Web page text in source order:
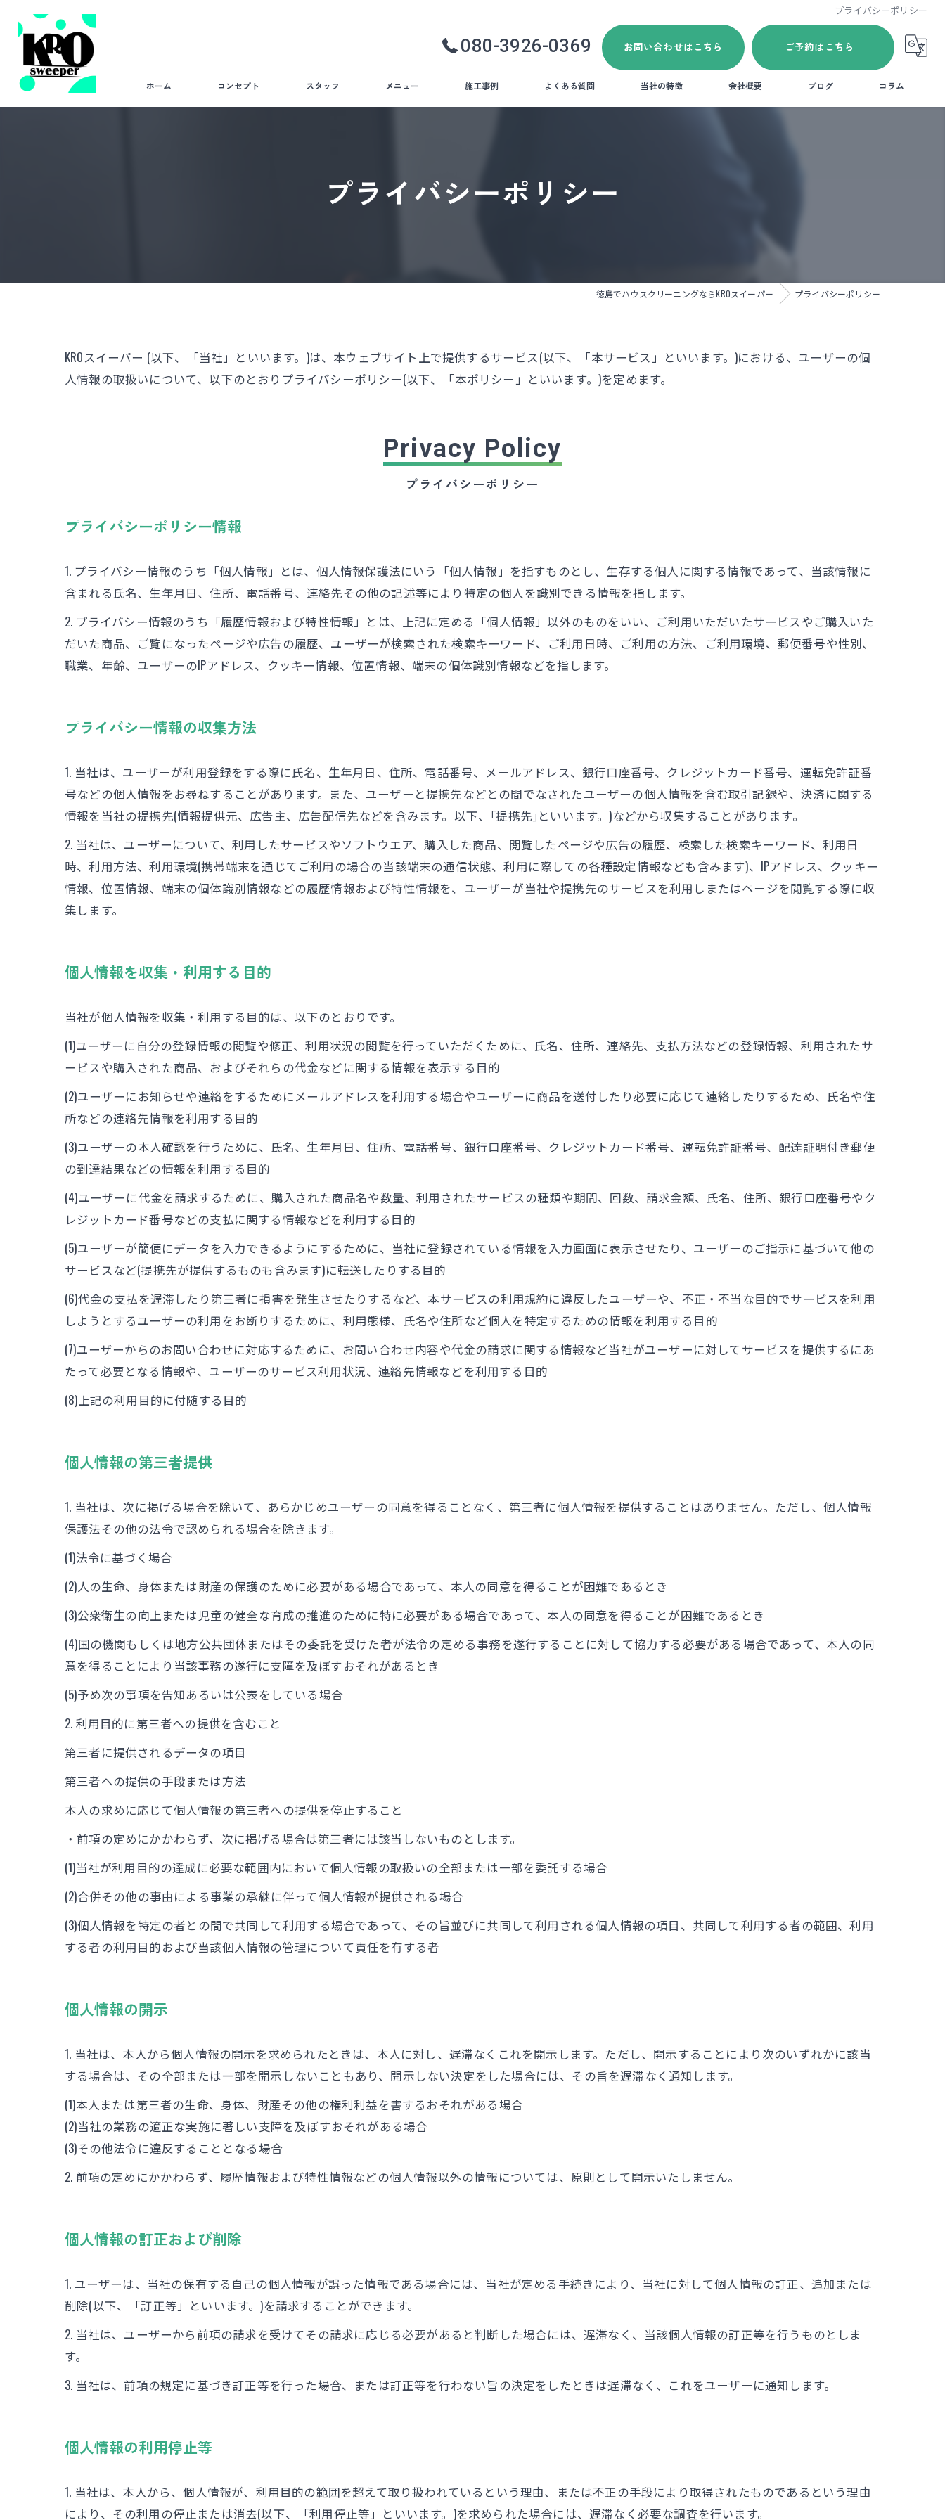
プライバシーポリシー
080-3926-0369 お問い合わせはこちら ご予約はこちら
ホーム コンセプト スタッフ メニュー 施工事例 よくある質問 当社の特徴 会社概要 ブログ コラム
プライバシーポリシー
徳島でハウスクリーニングならKROスイーパー プライバシーポリシー
KROスイーパー (以下、「当社」といいます。)は、本ウェブサイト上で提供するサービス(以下、「本サービス」といいます。)における、ユーザーの個
人情報の取扱いについて、以下のとおりプライバシーポリシー(以下、「本ポリシー」といいます。)を定めます。
プライバシーポリシー
Privacy Policy
プライバシーポリシー情報
1. プライバシー情報のうち「個人情報」とは、個人情報保護法にいう「個人情報」を指すものとし、生存する個人に関する情報であって、当該情報に
含まれる氏名、生年月日、住所、電話番号、連絡先その他の記述等により特定の個人を識別できる情報を指します。
2. プライバシー情報のうち「履歴情報および特性情報」とは、上記に定める「個人情報」以外のものをいい、ご利用いただいたサービスやご購入いた
だいた商品、ご覧になったページや広告の履歴、ユーザーが検索された検索キーワード、ご利用日時、ご利用の方法、ご利用環境、郵便番号や性別、
職業、年齢、ユーザーのIPアドレス、クッキー情報、位置情報、端末の個体識別情報などを指します。
プライバシー情報の収集方法
1. 当社は、ユーザーが利用登録をする際に氏名、生年月日、住所、電話番号、メールアドレス、銀行口座番号、クレジットカード番号、運転免許証番
号などの個人情報をお尋ねすることがあります。また、ユーザーと提携先などとの間でなされたユーザーの個人情報を含む取引記録や、決済に関する
情報を当社の提携先(情報提供元、広告主、広告配信先などを含みます。以下、｢提携先｣といいます。)などから収集することがあります。
2. 当社は、ユーザーについて、利用したサービスやソフトウエア、購入した商品、閲覧したページや広告の履歴、検索した検索キーワード、利用日
時、利用方法、利用環境(携帯端末を通じてご利用の場合の当該端末の通信状態、利用に際しての各種設定情報なども含みます)、IPアドレス、クッキー
情報、位置情報、端末の個体識別情報などの履歴情報および特性情報を、ユーザーが当社や提携先のサービスを利用しまたはページを閲覧する際に収
集します。
個人情報を収集・利用する目的
当社が個人情報を収集・利用する目的は、以下のとおりです。
(1)ユーザーに自分の登録情報の閲覧や修正、利用状況の閲覧を行っていただくために、氏名、住所、連絡先、支払方法などの登録情報、利用されたサ
ービスや購入された商品、およびそれらの代金などに関する情報を表示する目的
(2)ユーザーにお知らせや連絡をするためにメールアドレスを利用する場合やユーザーに商品を送付したり必要に応じて連絡したりするため、氏名や住
所などの連絡先情報を利用する目的
(3)ユーザーの本人確認を行うために、氏名、生年月日、住所、電話番号、銀行口座番号、クレジットカード番号、運転免許証番号、配達証明付き郵便
の到達結果などの情報を利用する目的
(4)ユーザーに代金を請求するために、購入された商品名や数量、利用されたサービスの種類や期間、回数、請求金額、氏名、住所、銀行口座番号やク
レジットカード番号などの支払に関する情報などを利用する目的
(5)ユーザーが簡便にデータを入力できるようにするために、当社に登録されている情報を入力画面に表示させたり、ユーザーのご指示に基づいて他の
サービスなど(提携先が提供するものも含みます)に転送したりする目的
(6)代金の支払を遅滞したり第三者に損害を発生させたりするなど、本サービスの利用規約に違反したユーザーや、不正・不当な目的でサービスを利用
しようとするユーザーの利用をお断りするために、利用態様、氏名や住所など個人を特定するための情報を利用する目的
(7)ユーザーからのお問い合わせに対応するために、お問い合わせ内容や代金の請求に関する情報など当社がユーザーに対してサービスを提供するにあ
たって必要となる情報や、ユーザーのサービス利用状況、連絡先情報などを利用する目的
(8)上記の利用目的に付随する目的
個人情報の第三者提供
1. 当社は、次に掲げる場合を除いて、あらかじめユーザーの同意を得ることなく、第三者に個人情報を提供することはありません。ただし、個人情報
保護法その他の法令で認められる場合を除きます。
(1)法令に基づく場合
(2)人の生命、身体または財産の保護のために必要がある場合であって、本人の同意を得ることが困難であるとき
(3)公衆衛生の向上または児童の健全な育成の推進のために特に必要がある場合であって、本人の同意を得ることが困難であるとき
(4)国の機関もしくは地方公共団体またはその委託を受けた者が法令の定める事務を遂行することに対して協力する必要がある場合であって、本人の同
意を得ることにより当該事務の遂行に支障を及ぼすおそれがあるとき
(5)予め次の事項を告知あるいは公表をしている場合
2. 利用目的に第三者への提供を含むこと
第三者に提供されるデータの項目
第三者への提供の手段または方法
本人の求めに応じて個人情報の第三者への提供を停止すること
・前項の定めにかかわらず、次に掲げる場合は第三者には該当しないものとします。
(1)当社が利用目的の達成に必要な範囲内において個人情報の取扱いの全部または一部を委託する場合
(2)合併その他の事由による事業の承継に伴って個人情報が提供される場合
(3)個人情報を特定の者との間で共同して利用する場合であって、その旨並びに共同して利用される個人情報の項目、共同して利用する者の範囲、利用
する者の利用目的および当該個人情報の管理について責任を有する者
個人情報の開示
1. 当社は、本人から個人情報の開示を求められたときは、本人に対し、遅滞なくこれを開示します。ただし、開示することにより次のいずれかに該当
する場合は、その全部または一部を開示しないこともあり、開示しない決定をした場合には、その旨を遅滞なく通知します。
(1)本人または第三者の生命、身体、財産その他の権利利益を害するおそれがある場合
(2)当社の業務の適正な実施に著しい支障を及ぼすおそれがある場合
(3)その他法令に違反することとなる場合
2. 前項の定めにかかわらず、履歴情報および特性情報などの個人情報以外の情報については、原則として開示いたしません。
個人情報の訂正および削除
1. ユーザーは、当社の保有する自己の個人情報が誤った情報である場合には、当社が定める手続きにより、当社に対して個人情報の訂正、追加または
削除(以下、「訂正等」といいます。)を請求することができます。
2. 当社は、ユーザーから前項の請求を受けてその請求に応じる必要があると判断した場合には、遅滞なく、当該個人情報の訂正等を行うものとしま
す。
3. 当社は、前項の規定に基づき訂正等を行った場合、または訂正等を行わない旨の決定をしたときは遅滞なく、これをユーザーに通知します。
個人情報の利用停止等
1. 当社は、本人から、個人情報が、利用目的の範囲を超えて取り扱われているという理由、または不正の手段により取得されたものであるという理由
により、その利用の停止または消去(以下、「利用停止等」といいます。)を求められた場合には、遅滞なく必要な調査を行います。